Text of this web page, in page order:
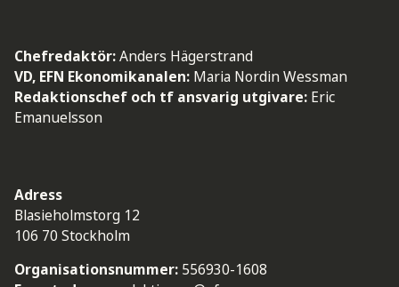
Chefredaktör:Anders Hägerstrand
VD, EFN Ekonomikanalen: Maria Nordin Wessman
Redaktionschef och tf ansvarig utgivare: Eric
Emanuelsson
Adress
Blasieholmstorg 12
106 70 Stockholm
Organisationsnummer: 556930-1608